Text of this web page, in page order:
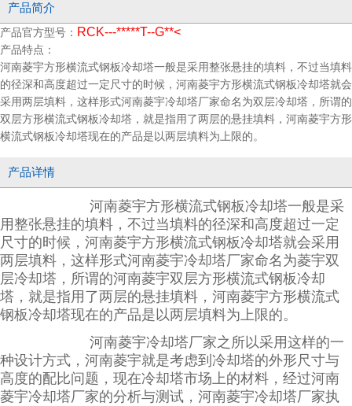
产品简介
产品官方型号： RCK---*****T--G**<
产品特点：
河南菱宇方形横流式钢板冷却塔一般是采用整张悬挂的填料，不过当填料
的径深和高度超过一定尺寸的时候，河南菱宇方形横流式钢板冷却塔就会
采用两层填料，这样形式河南菱宇冷却塔厂家命名为双层冷却塔，所谓的
双层方形横流式钢板冷却塔，就是指用了两层的悬挂填料，河南菱宇方形
横流式钢板冷却塔现在的产品是以两层填料为上限的。
产品详情
河南菱宇方形横流式钢板冷却塔一般是采
用整张悬挂的填料，不过当填料的径深和高度超过一定
尺寸的时候，河南菱宇方形横流式钢板冷却塔就会采用
两层填料，这样形式河南菱宇冷却塔厂家命名为菱宇双
层冷却塔，所谓的河南菱宇双层方形横流式钢板冷却
塔，就是指用了两层的悬挂填料，河南菱宇方形横流式
钢板冷却塔现在的产品是以两层填料为上限的。
河南菱宇冷却塔厂家之所以采用这样的一
种设计方式，河南菱宇就是考虑到冷却塔的外形尺寸与
高度的配比问题，现在冷却塔市场上的材料，经过河南
菱宇冷却塔厂家的分析与测试，河南菱宇冷却塔厂家执